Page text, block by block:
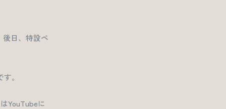
日、特設ペ
。
YouTubeに